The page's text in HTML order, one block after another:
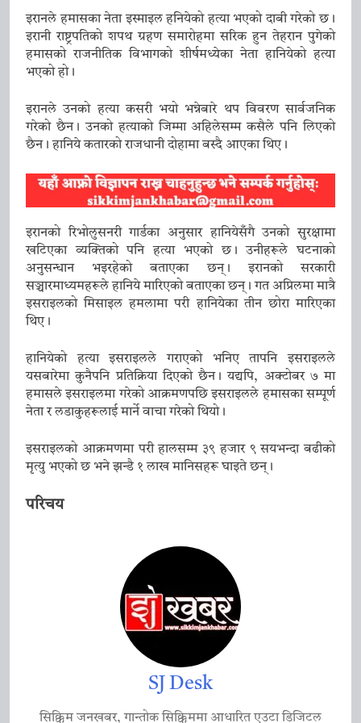
मुख्यमन्त्री प्रेमसिंह तामाङले गरे नयाँ
दिल्लीमा भाजपा राष्ट्रिय कार्यकारी अध्यक्ष
तथा न्याय राज्यमन्त्री अर्जुन राम
मेघवालसँग नयाँ भेट
10 January 2026
इरानले हमासका नेता इस्माइल हनियेको हत्या भएको दाबी गरेको छ।
इरानी राष्ट्रपतिको शपथ ग्रहण समारोहमा सरिक हुन तेहरान पुगेको
हमासको राजनीतिक विभागको शीर्षमध्येका नेता हानियेको हत्या
भएको हो।
इरानले उनको हत्या कसरी भयो भन्नेबारे थप विवरण सार्वजनिक
गरेको छैन। उनको हत्याको जिम्मा अहिलेसम्म कसैले पनि लिएको
छैन। हानिये कतारको राजधानी दोहामा बस्दै आएका थिए।
इरानको रिभोलुसनरी गार्डका अनुसार हानियेसँगै उनको सुरक्षामा
खटिएका व्यक्तिको पनि हत्या भएको छ। उनीहरूले घटनाको
अनुसन्धान भइरहेको बताएका छन्। इरानको सरकारी
सञ्चारमाध्यमहरूले हानिये मारिएको बताएका छन्। गत अप्रिलमा मात्रै
इसराइलको मिसाइल हमलामा परी हानियेका तीन छोरा मारिएका
थिए।
हानियेको हत्या इसराइलले गराएको भनिए तापनि इसराइलले
यसबारेमा कुनैपनि प्रतिक्रिया दिएको छैन। यद्यपि, अक्टोबर ७ मा
हमासले इसराइलमा गरेको आक्रमणपछि इसराइलले हमासका सम्पूर्ण
नेता र लडाकुहरूलाई मार्ने वाचा गरेको थियो।
इसराइलको आक्रमणमा परी हालसम्म ३९ हजार ९ सयभन्दा बढीको
मृत्यु भएको छ भने झन्डै १ लाख मानिसहरू घाइते छन्।
परिचय
SJ Desk
सिक्किम जनखबर, गान्तोक सिक्किममा आधारित एउटा डिजिटल